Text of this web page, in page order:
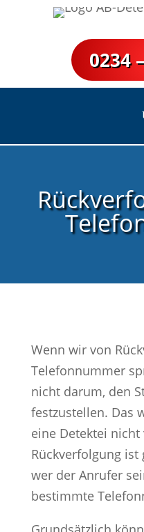
0234
Wenn wir von
Telefonnummer
nicht darum, den
festzustellen. Das
eine Detektei
Rückverfolgung
wer der Anrufer
bestimmte